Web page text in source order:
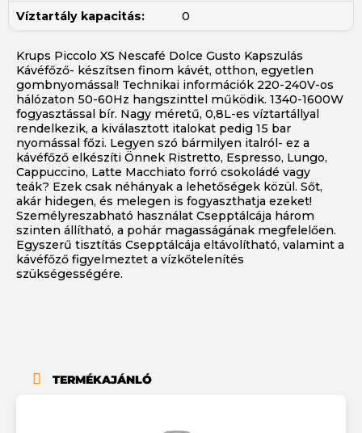
Víztartály kapacitás:
0
Krups Piccolo XS Nescafé Dolce Gusto Kapszulás
Kávéfőző- készítsen finom kávét, otthon, egyetlen
gombnyomással! Technikai információk 220-240V-os
hálózaton 50-60Hz hangszinttel működik. 1340-1600W
fogyasztással bír. Nagy méretű, 0,8L-es víztartállyal
rendelkezik, a kiválasztott italokat pedig 15 bar
nyomással főzi. Legyen szó bármilyen italról- ez a
kávéfőző elkészíti Önnek Ristretto, Espresso, Lungo,
Cappuccino, Latte Macchiato forró csokoládé vagy
teák? Ezek csak néhányak a lehetőségek közül. Sőt,
akár hidegen, és melegen is fogyaszthatja ezeket!
Személyreszabható használat Csepptálcája három
szinten állítható, a pohár magasságának megfelelően.
Egyszerű tisztítás Csepptálcája eltávolítható, valamint a
kávéfőző figyelmeztet a vízkőtelenítés
szükségességére.
TERMÉKAJÁNLÓ